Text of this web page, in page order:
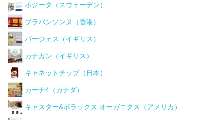
ボジータ（スウェーデン）
ブラバンソンヌ（香港）
バージェス（イギリス）
カナガン（イギリス）
キャネットチップ（日本）
カーナ4（カナダ）
キャスター&ポラックス オーガニクス（アメリカ）